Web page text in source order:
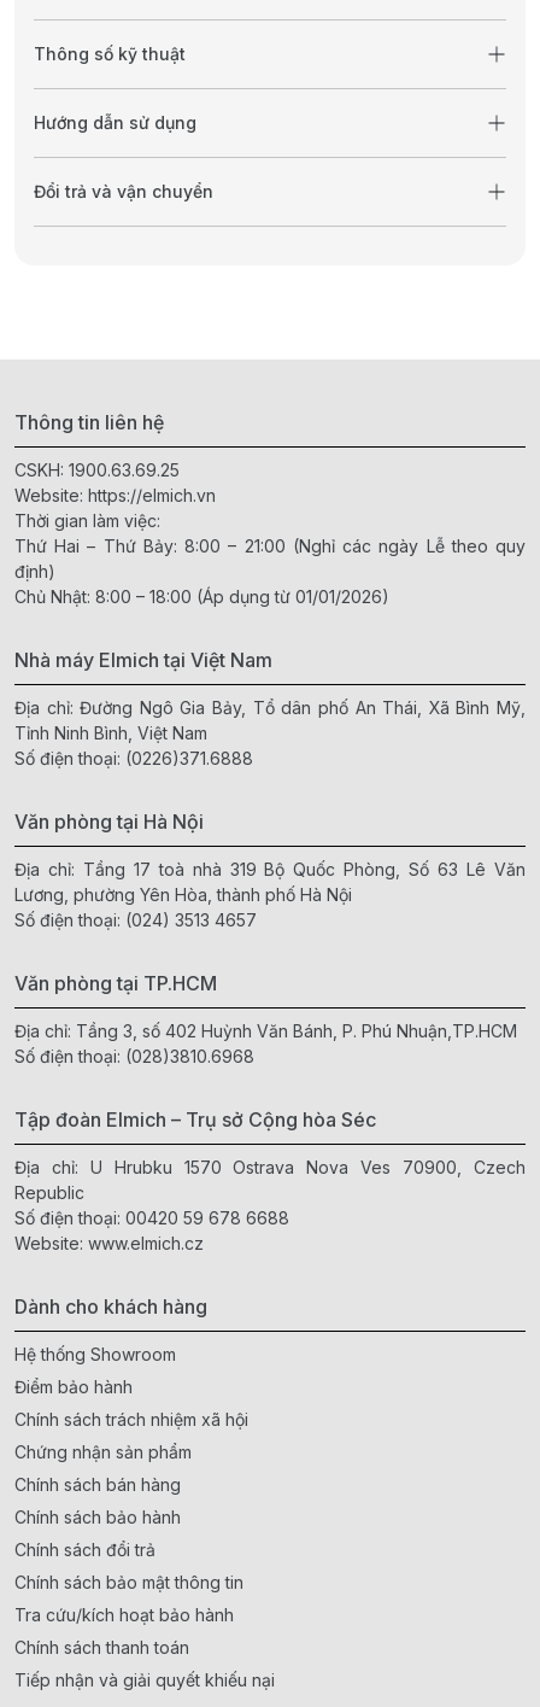
Thông số kỹ thuật
Hướng dẫn sử dụng
Đổi trả và vận chuyển
Thông tin liên hệ
CSKH: 1900.63.69.25
Website: https://elmich.vn
Thời gian làm việc:
Thứ Hai – Thứ Bảy: 8:00 – 21:00 (Nghỉ các ngày Lễ theo quy
định)
Chủ Nhật: 8:00 – 18:00 (Áp dụng từ 01/01/2026)
Nhà máy Elmich tại Việt Nam
Địa chỉ: Đường Ngô Gia Bảy, Tổ dân phố An Thái, Xã Bình Mỹ,
Tỉnh Ninh Bình, Việt Nam
Số điện thoại: (0226)371.6888
Văn phòng tại Hà Nội
Địa chỉ: Tầng 17 toà nhà 319 Bộ Quốc Phòng, Số 63 Lê Văn
Lương, phường Yên Hòa, thành phố Hà Nội
Số điện thoại: (024) 3513 4657
Văn phòng tại TP.HCM
Địa chỉ: Tầng 3, số 402 Huỳnh Văn Bánh, P. Phú Nhuận,TP.HCM
Số điện thoại: (028)3810.6968
Tập đoàn Elmich – Trụ sở Cộng hòa Séc
Địa chỉ: U Hrubku 1570 Ostrava Nova Ves 70900, Czech
Republic
Số điện thoại: 00420 59 678 6688
Website: www.elmich.cz
Dành cho khách hàng
Hệ thống Showroom
Điểm bảo hành
Chính sách trách nhiệm xã hội
Chứng nhận sản phẩm
Chính sách bán hàng
Chính sách bảo hành
Chính sách đổi trả
Chính sách bảo mật thông tin
Tra cứu/kích hoạt bảo hành
Chính sách thanh toán
Tiếp nhận và giải quyết khiếu nại